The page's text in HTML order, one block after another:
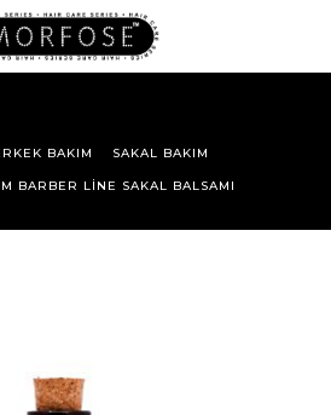
ERKEK BAKIM SAKAL BAKIM
BARBER LINE SAKAL BALSAMI